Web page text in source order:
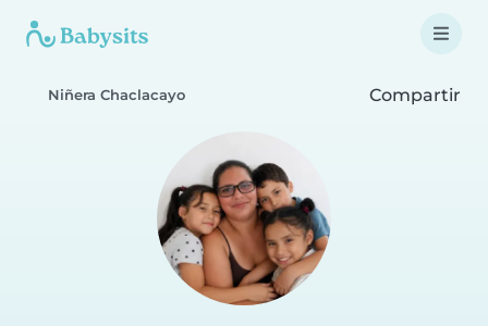
Niñera Chaclacayo Compartir